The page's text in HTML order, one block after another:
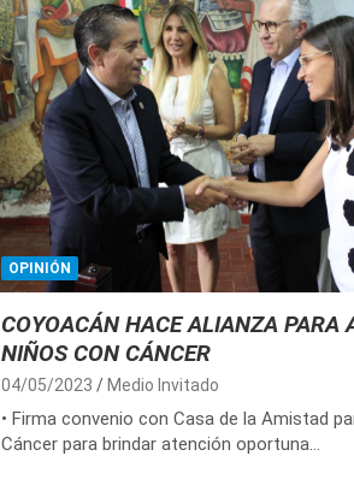
OPINIÓN
COYOACÁN HACE ALIANZA PARA
NIÑOS CON CÁNCER
04/05/2023 Medio Invitado
• Firma convenio con Casa de la Amistad
Cáncer para brindar atención oportuna…